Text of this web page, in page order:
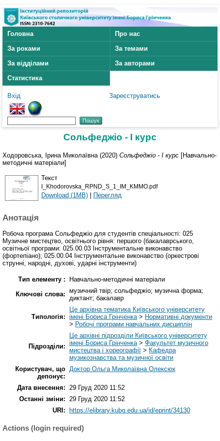
Головна
Про нас
За роками
За темами
За відділами
За авторами
Статистика
Вхід Зареєструватись
Сольфеджіо - І курс
Ходоровська, Ірина Миколаївна (2020) Сольфеджіо - І курс [Навчально-
методичні матеріали]
Текст
I_Khodorovska_RPND_S_1_IM_KMMO.pdf
Download (1MB) | Перегляд
Анотація
Робоча програма Сольфеджіо для студентів спеціальності: 025
Музичне мистецтво, освітнього рівня: першого (бакалаврського,
освітньої програми: 025.00.03 Інструментальне виконавство
(фортепіано); 025.00.04 Інструментальне виконавство (оркестрові
струнні, народні, духові, ударні інструменти)
Тип елементу :
Навчально-методичні матеріали
Ключові слова: музичний твір; сольфеджіо; музична форма;
диктант; бакалавр
Типологія:
Це архівна тематика Київського університету
імені Бориса Грінченка> Нормативні документи
> Робочі програми навчальних дисциплін
Підрозділи:
Це архівні підрозділи Київського університету
імені Бориса Грінченка> Факультет музичного
мистецтва і хореографії > Кафедра
музикознавства та музичної освіти
Користувач, що
депонує:
Доктор Ольга Миколаївна Олексюк
Дата внесення: 29 Груд 2020 11:52
Останні зміни: 29 Груд 2020 11:52
URI:
https://elibrary.kubg.edu.ua/id/eprint/34130
Actions (login required)